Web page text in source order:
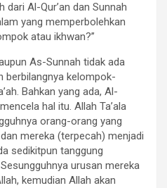
Al-Qur’an dan Sunnah
yang memperbolehkan
atau ikhwan?”
As-Sunnah tidak ada
berbilangnya kelompok-
Bahkan yang ada, Al-
hal itu. Allah Ta’ala
orang-orang yang
mereka (terpecah) menjadi
sedikitpun tanggung
urusan mereka
kemudian Allah akan